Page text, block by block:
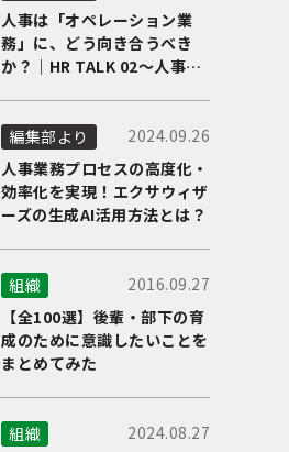
人事は「オペレーション業
務」に、どう向き合うべき
か？｜HR TALK 02～人事DX
編集部より
2024.09.26
人事業務プロセスの高度化・
効率化を実現！エクサウィザ
ーズの生成AI活用方法とは？
組織
2016.09.27
【全100選】後輩・部下の育
成のために意識したいことを
まとめてみた
組織
2024.08.27